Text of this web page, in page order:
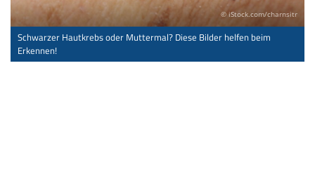
© iStock.com/charnsitr
Schwarzer Hautkrebs oder Muttermal? Diese Bilder helfen beim
Erkennen!